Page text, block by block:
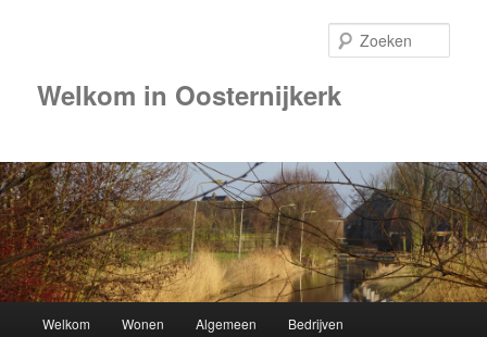
Welkom in Oosternijkerk
Spring
Welkom Wonen Algemeen Bedrijven